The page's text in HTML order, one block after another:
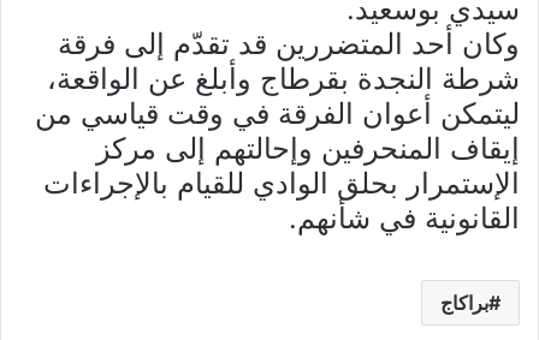
سيدي بوسعيد.
وكان أحد المتضررين قد تقدّم إلى فرقة
شرطة النجدة بقرطاج وأبلغ عن الواقعة،
ليتمكن أعوان الفرقة في وقت قياسي من
إيقاف المنحرفين وإحالتهم إلى مركز
الإستمرار بحلق الوادي للقيام بالإجراءات
القانونية في شأنهم.
براكاج